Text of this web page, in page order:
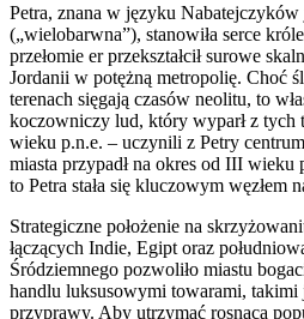
Petra, znana w języku
(„wielobarwna”), stanowiła serce
przełomie er przekształcił surowe
Jordanii w potężną metropolię. Choć
terenach sięgają czasów neolitu, to
koczowniczy lud, który wyparł z tych
wieku p.n.e. – uczynili z Petry
miasta przypadł na okres od III
to Petra stała się kluczowym węzłem
Strategiczne położenie na
łączących Indie, Egipt oraz
Śródziemnego pozwoliło miastu
handlu luksusowymi towarami, takimi
przyprawy. Aby utrzymać rosnącą